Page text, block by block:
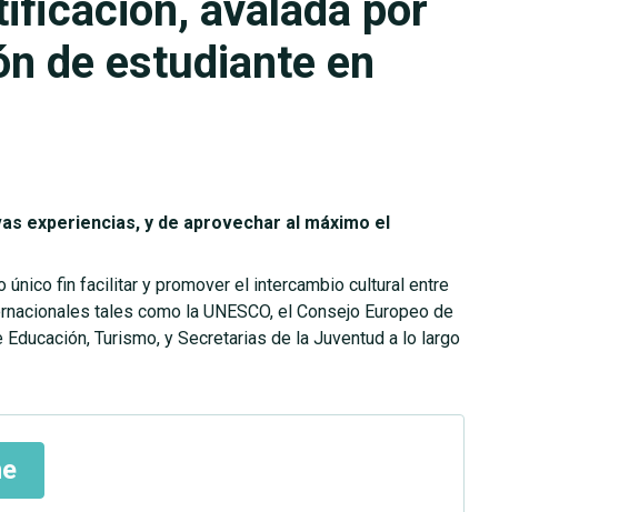
avalada por
de estudiante en
experiencias, y de aprovechar al máximo el
fin facilitar y promover el intercambio cultural entre
tales como la UNESCO, el Consejo Europeo de
Turismo, y Secretarias de la Juventud a lo largo